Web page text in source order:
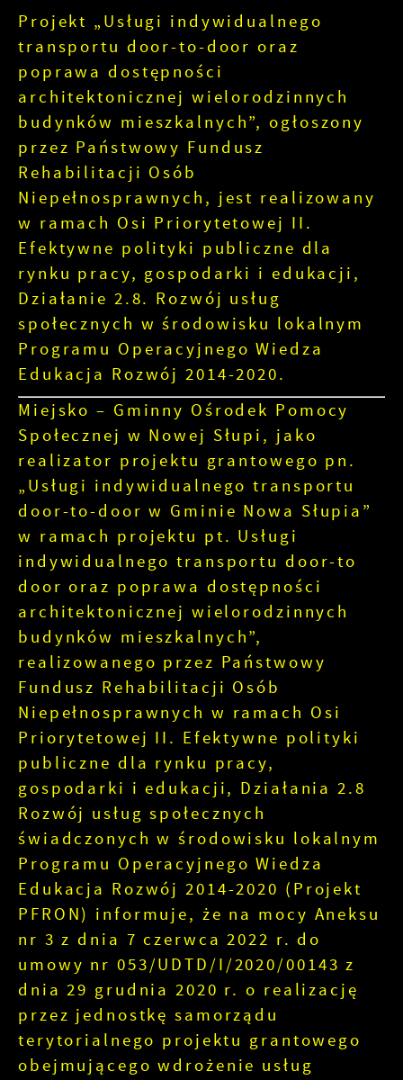
Projekt „Usługi indywidualnego
transportu door-to-door oraz
poprawa dostępności
architektonicznej wielorodzinnych
budynków mieszkalnych”, ogłoszony
przez Państwowy Fundusz
Rehabilitacji Osób
Niepełnosprawnych, jest realizowany
w ramach Osi Priorytetowej II.
Efektywne polityki publiczne dla
rynku pracy, gospodarki i edukacji,
Działanie 2.8. Rozwój usług
społecznych w środowisku lokalnym
Programu Operacyjnego Wiedza
Edukacja Rozwój 2014-2020.
Miejsko – Gminny Ośrodek Pomocy
Społecznej w Nowej Słupi, jako
realizator projektu grantowego pn.
„Usługi indywidualnego transportu
door-to-door w Gminie Nowa Słupia”
w ramach projektu pt. Usługi
indywidualnego transportu door-to
door oraz poprawa dostępności
architektonicznej wielorodzinnych
budynków mieszkalnych”,
realizowanego przez Państwowy
Fundusz Rehabilitacji Osób
Niepełnosprawnych w ramach Osi
Priorytetowej II. Efektywne polityki
publiczne dla rynku pracy,
gospodarki i edukacji, Działania 2.8
Rozwój usług społecznych
świadczonych w środowisku lokalnym
Programu Operacyjnego Wiedza
Edukacja Rozwój 2014-2020 (Projekt
PFRON) informuje, że na mocy Aneksu
nr 3 z dnia 7 czerwca 2022 r. do
umowy nr 053/UDTD/I/2020/00143 z
dnia 29 grudnia 2020 r. o realizację
przez jednostkę samorządu
terytorialnego projektu grantowego
obejmującego wdrożenie usług